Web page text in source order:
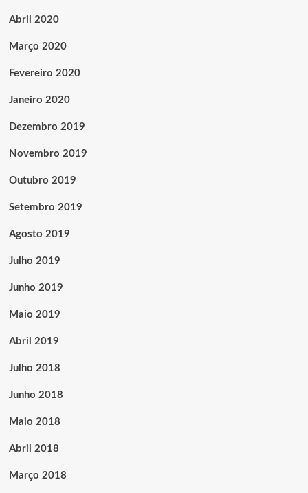
Abril 2020
Março 2020
Fevereiro 2020
Janeiro 2020
Dezembro 2019
Novembro 2019
Outubro 2019
Setembro 2019
Agosto 2019
Julho 2019
Junho 2019
Maio 2019
Abril 2019
Julho 2018
Junho 2018
Maio 2018
Abril 2018
Março 2018